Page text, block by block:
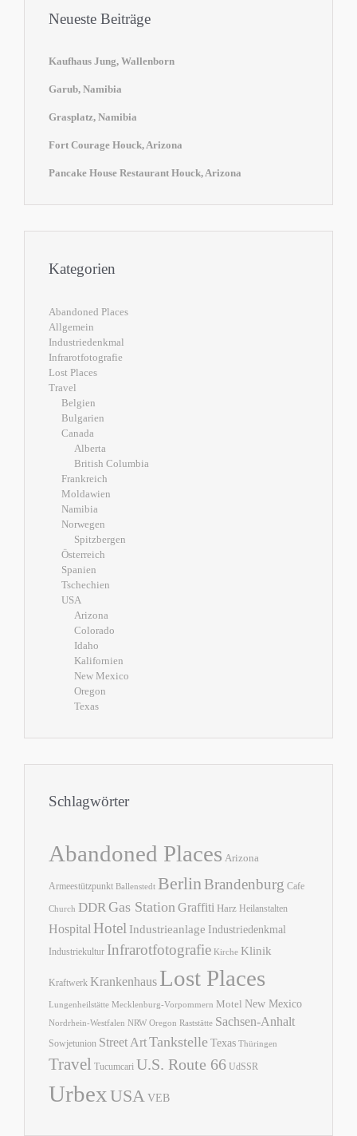
Neueste Beiträge
Kaufhaus Jung, Wallenborn
Garub, Namibia
Grasplatz, Namibia
Fort Courage Houck, Arizona
Pancake House Restaurant Houck, Arizona
Kategorien
Abandoned Places
Allgemein
Industriedenkmal
Infrarotfotografie
Lost Places
Travel
Belgien
Bulgarien
Canada
Alberta
British Columbia
Frankreich
Moldawien
Namibia
Norwegen
Spitzbergen
Österreich
Spanien
Tschechien
USA
Arizona
Colorado
Idaho
Kalifornien
New Mexico
Oregon
Texas
Schlagwörter
Abandoned Places Arizona
Armeestützpunkt Ballenstedt BerlinBrandenburg Cafe
Church DDR Gas StationGraffiti Harz Heilanstalten
Hospital Hotel Industrieanlage Industriedenkmal
Industriekultur Infrarotfotografie Kirche Klinik
Kraftwerk Krankenhaus Lost Places
Lungenheilstätte Mecklenburg-Vorpommern Motel New Mexico
Nordrhein-Westfalen NRW Oregon Raststätte Sachsen-Anhalt
Sowjetunion Street ArtTankstelleTexas Thüringen
Travel Tucumcari U.S. Route 66 UdSSR
UrbexUSAVEB